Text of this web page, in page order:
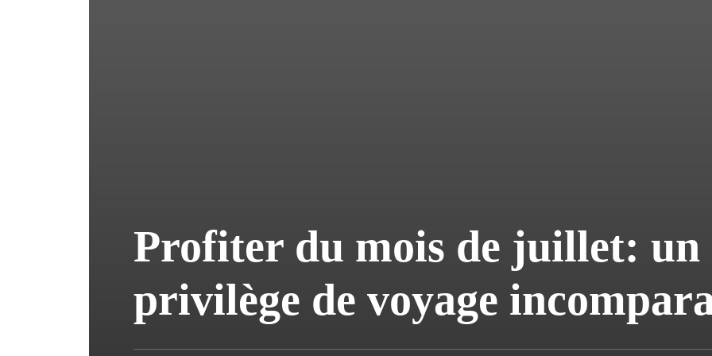
Profiter du mois de juillet: un
privilège de voyage